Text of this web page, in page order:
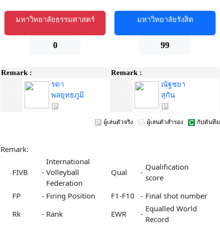
มหาวิทยาลัยธรรมศาสตร์
0
Remark :
รดา
พลยุทธภูมิ
มหาวิทยาลัยรังสิต
99
Remark :
ณัฐชยา
สุกัน
ผู้เล่นตัวจริง ผู้เล่นตัวสำรอง กัปตันทีม
Remark:
FIVB -
International
Volleyball
Federation
Qual -
Qualification
score
FP
- Firing Position F1-F10 - Final shot number
Rk
- Rank EWR -
Equalled World
Record